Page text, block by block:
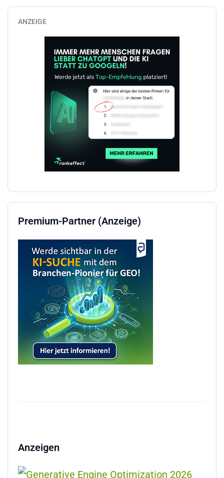
ANZEIGE
Premium-Partner (Anzeige)
Anzeigen